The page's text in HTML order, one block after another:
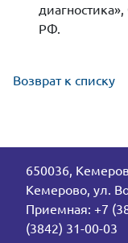
РФ.
Возврат к списку
650036,
Кемерово, ул.
Приемная: +7
(3842) 31-00-03